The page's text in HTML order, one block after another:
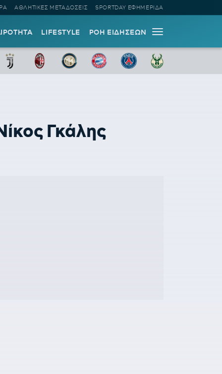
ΑΘΛΗΤΙΚΕΣ ΜΕΤΑΔΟΣΕΙΣ SPORTDAY ΕΦΗΜΕΡΙΔΑ
LIFESTYLE ΡΟΗ ΕΙΔΗΣΕΩΝ
Γκάλης